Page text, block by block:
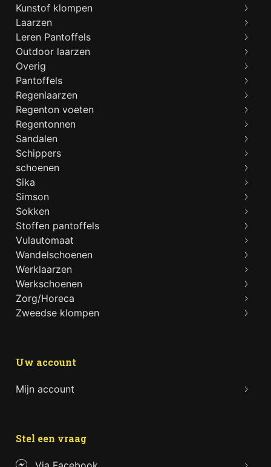
Kunstof klompen
Laarzen
Leren Pantoffels
Outdoor laarzen
Overig
Pantoffels
Regenlaarzen
Regenton voeten
Regentonnen
Sandalen
Schippers
schoenen
Sika
Simson
Sokken
Stoffen pantoffels
Vulautomaat
Wandelschoenen
Werklaarzen
Werkschoenen
Zorg/Horeca
Zweedse klompen
Uw account
Mijn account
Stel een vraag